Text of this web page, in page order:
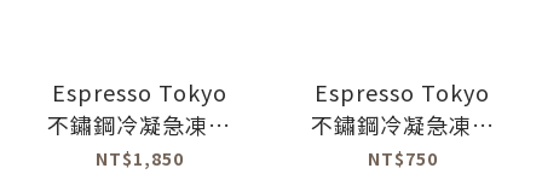
Espresso Tokyo
不鏽鋼冷凝急凍杯
360ml(共2色)
NT$1,850
Espresso Tokyo
不鏽鋼冷凝急凍杯
專用保冷袋(黑色)
NT$750